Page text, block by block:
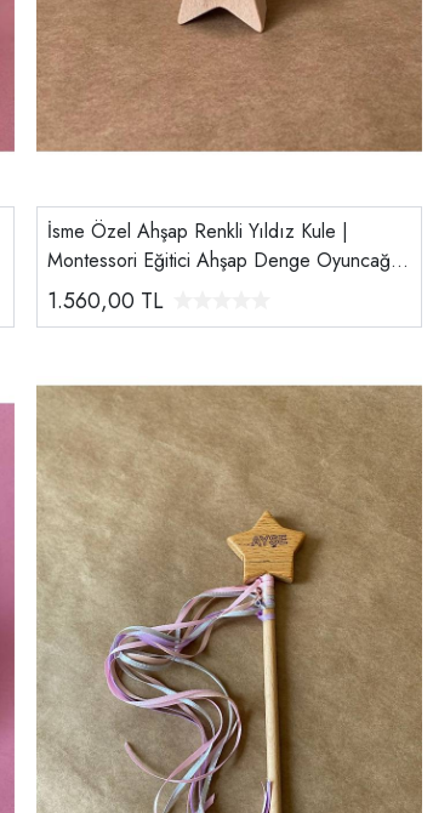
İsme Özel Ahşap Renkli Yıldız Kule |
Montessori Eğitici Ahşap Denge Oyuncağı |
Tiny Wood Yeşil Haki
1.560,00 TL